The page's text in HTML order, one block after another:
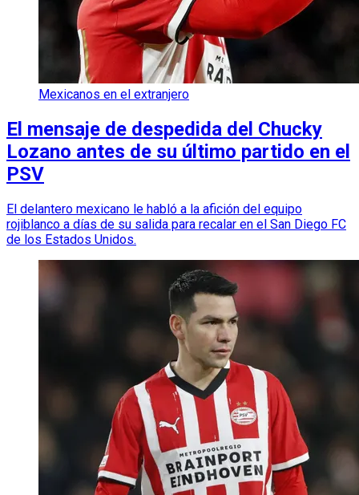
Mexicanos en el extranjero
El mensaje de despedida del Chucky
Lozano antes de su último partido en el
PSV
El delantero mexicano le habló a la afición del equipo
rojiblanco a días de su salida para recalar en el San Diego FC
de los Estados Unidos.